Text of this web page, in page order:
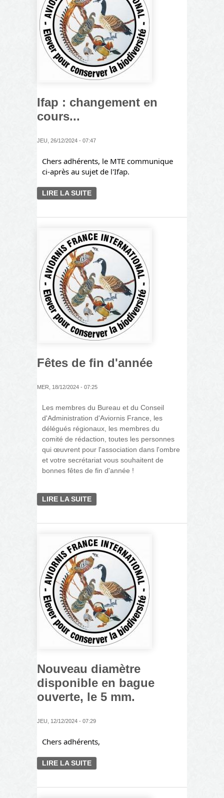
Ifap : changement en
cours...
JEU, 26/12/2024 - 07:47
Chers adhérents, le MTE communique
ci-après au sujet de l'Ifap.
LIRE LA SUITE
Fêtes de fin d'année
MER, 18/12/2024 - 07:25
Les membres du Bureau et du Conseil
d'Administration d'Aviornis France, les
délégués régionaux, les membres du
comité de rédaction, toutes les personnes
qui œuvrent pour l'association dans l'ombre
et votre secrétariat vous souhaitent de
bonnes fêtes de fin d'année !
LIRE LA SUITE
Nouveau diamètre
disponible en bague
ouverte, le 5 mm.
JEU, 12/12/2024 - 07:29
Chers adhérents,
LIRE LA SUITE